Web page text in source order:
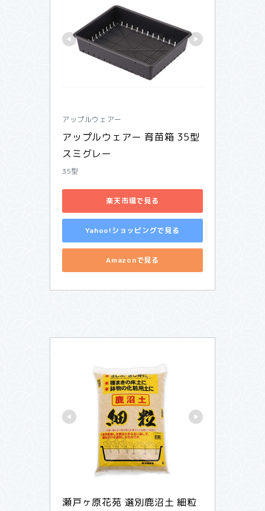
アップルウェアー
アップルウェアー 育苗箱 35型
スミグレー
35型
楽天市場で見る
Yahoo!ショッピングで見る
Amazonで見る
瀬戸ヶ原花苑 選別鹿沼土 細粒